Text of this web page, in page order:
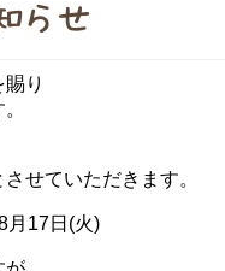
らせ
り
せていただきます。
月17日(火)